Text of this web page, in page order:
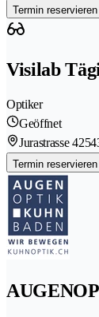
Termin reservieren
Visilab
Optiker
Geöffnet
Jurastrasse 42
Termin reservieren